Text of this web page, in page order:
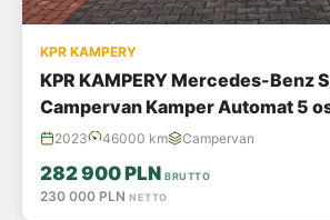
KPR KAMPERY
KPR KAMPERY Mercedes-Benz
Campervan Kamper Automat 5
2023 46000 km Campervan
282 900 PLN BRUTTO
230 000 PLN NETTO